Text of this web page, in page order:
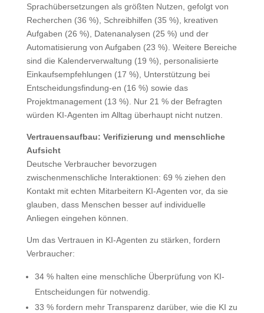
Sprachübersetzungen als größten Nutzen, gefolgt von
Recherchen (36 %), Schreibhilfen (35 %), kreativen
Aufgaben (26 %), Datenanalysen (25 %) und der
Automatisierung von Aufgaben (23 %). Weitere Bereiche
sind die Kalenderverwaltung (19 %), personalisierte
Einkaufsempfehlungen (17 %), Unterstützung bei
Entscheidungsfindung-en (16 %) sowie das
Projektmanagement (13 %). Nur 21 % der Befragten
würden KI-Agenten im Alltag überhaupt nicht nutzen.
Vertrauensaufbau: Verifizierung und menschliche
Aufsicht
Deutsche Verbraucher bevorzugen
zwischenmenschliche Interaktionen: 69 % ziehen den
Kontakt mit echten Mitarbeitern KI-Agenten vor, da sie
glauben, dass Menschen besser auf individuelle
Anliegen eingehen können.
Um das Vertrauen in KI-Agenten zu stärken, fordern
Verbraucher:
34 % halten eine menschliche Überprüfung von KI-
Entscheidungen für notwendig.
33 % fordern mehr Transparenz darüber, wie die KI zu